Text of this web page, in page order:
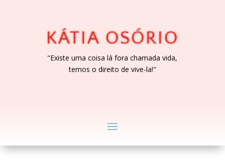
KÁTIA OSÓRIO
"Existe uma coisa lá fora chamada vida,
temos o direito de vive-la!"